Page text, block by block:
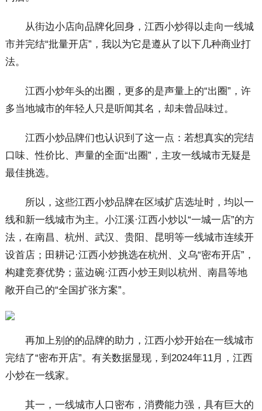
从街边小店向品牌化回身，江西小炒得以走向一线城
市并完结“批量开店”，我以为它是遵从了以下几种商业打
法。
江西小炒年头的出圈，更多的是声量上的“出圈”，许
多当地城市的年轻人只是听闻其名，却未曾品味过。
江西小炒品牌们也认识到了这一点：若想真实的完结
口味、性价比、声量的全面“出圈”，主攻一线城市无疑是
最佳挑选。
所以，这些江西小炒品牌在区域扩店选址时，均以一
线和新一线城市为主。小江溪·江西小炒以“一城一店”的方
法，在南昌、杭州、武汉、贵阳、昆明等一线城市连续开
设首店；田耕记·江西小炒挑选在杭州、义乌“密布开店”，
构建竞赛优势；蓝边碗·江西小炒王则以杭州、南昌等地
敞开自己的“全国扩张方案”。
再加上别的的品牌的助力，江西小炒开始在一线城市
完结了“密布开店”。有关数据显现，到2024年11月，江西
小炒在一线家。
其一，一线城市人口密布，消费能力强，具有巨大的